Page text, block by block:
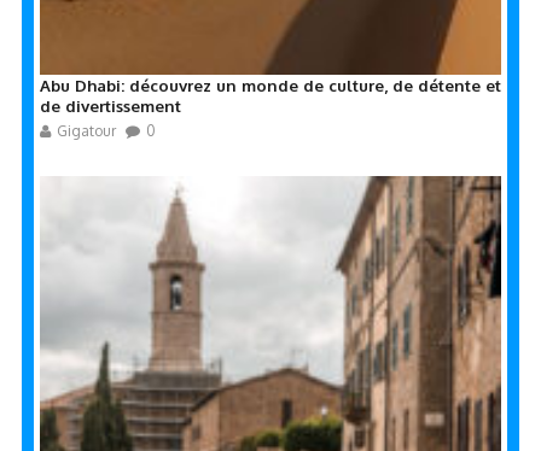
Abu Dhabi: découvrez un monde de culture, de détente et
de divertissement
Gigatour 0